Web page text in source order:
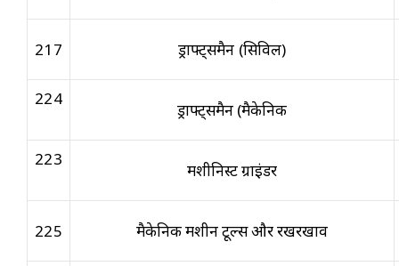
217 ड्राफ्ट्समैन (सिविल)
224
ड्राफ्ट्समैन (मैकेनिक
223
मशीनिस्ट ग्राइंडर
225 मैकेनिक मशीन टूल्स और रखरखाव